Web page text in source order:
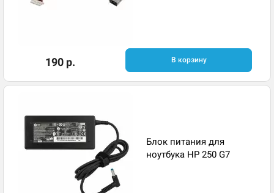
190 р. В корзину
Блок питания для
ноутбука HP 250 G7